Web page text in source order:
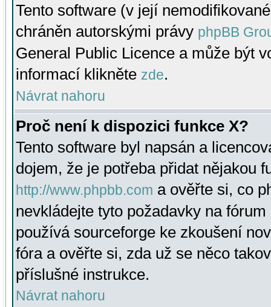
Tento software (v její
chráněn autorskými právy phpBB
General Public Licence a může být
informací klikněte zde.
Návrat nahoru
Proč není k dispozici funkce X?
Tento software byl napsán a
dojem, že je potřeba přidat nějakou
http://www.phpbb.com a ověřte si, co
nevkládejte tyto požadavky na
používá sourceforge ke zkoušení
fóra a ověřte si, zda už se něco
příslušné instrukce.
Návrat nahoru